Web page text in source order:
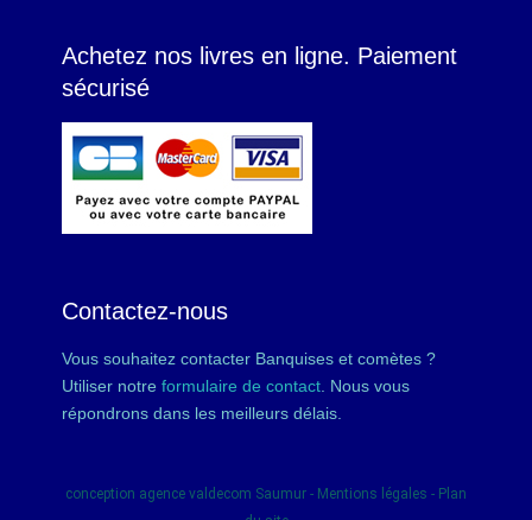
Achetez nos livres en ligne. Paiement
sécurisé
Contactez-nous
Vous souhaitez contacter Banquises et comètes ?
Utiliser notreformulaire de contact . Nous vous
répondrons dans les meilleurs délais.
conception agence valdecom Saumur - Mentions légales - Plan